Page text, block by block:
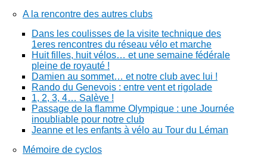
A la rencontre des autres clubs
Dans les coulisses de la visite technique des
1eres rencontres du réseau vélo et marche
Huit filles, huit vélos… et une semaine fédérale
pleine de royauté !
Damien au sommet… et notre club avec lui !
Rando du Genevois : entre vent et rigolade
1, 2, 3, 4… Salève !
Passage de la flamme Olympique : une Journée
inoubliable pour notre club
Jeanne et les enfants à vélo au Tour du Léman
Mémoire de cyclos